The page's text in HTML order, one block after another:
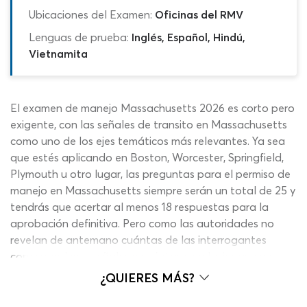
Ubicaciones del Examen: Oficinas del RMV
Lenguas de prueba: Inglés, Español, Hindú,
Vietnamita
El examen de manejo Massachusetts 2026 es corto pero
exigente, con las señales de transito en Massachusetts
como uno de los ejes temáticos más relevantes. Ya sea
que estés aplicando en Boston, Worcester, Springfield,
Plymouth u otro lugar, las preguntas para el permiso de
manejo en Massachusetts siempre serán un total de 25 y
tendrás que acertar al menos 18 respuestas para la
aprobación definitiva. Pero como las autoridades no
revelan de antemano cuántas de las interrogantes
corresponden a señales y cuántas se relacionan con
otras áreas, la preparación debe ser exhaustiva y
abarcar la mayor cantidad de tópicos posibles. Con este
¿QUIERES MÁS?